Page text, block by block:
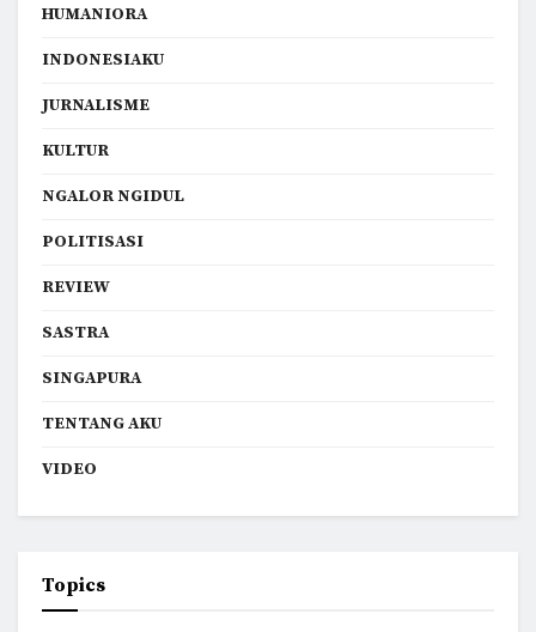
HUMANIORA
INDONESIAKU
JURNALISME
KULTUR
NGALOR NGIDUL
POLITISASI
REVIEW
SASTRA
SINGAPURA
TENTANG AKU
VIDEO
Topics